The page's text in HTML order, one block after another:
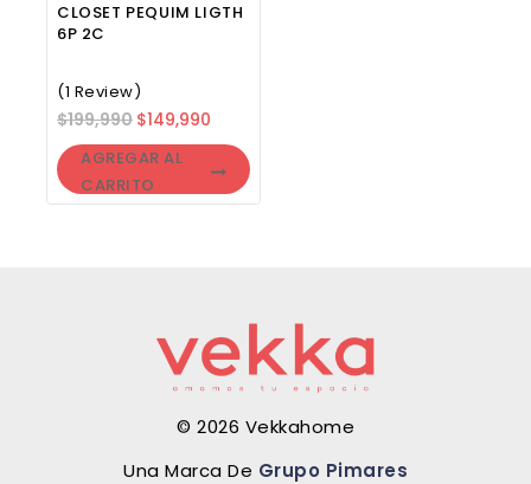
CLOSET PEQUIM LIGTH
6P 2C
(1 Review)
$199,990 $149,990
AGREGAR AL
CARRITO
© 2026 Vekkahome
Una Marca De Grupo Pimares